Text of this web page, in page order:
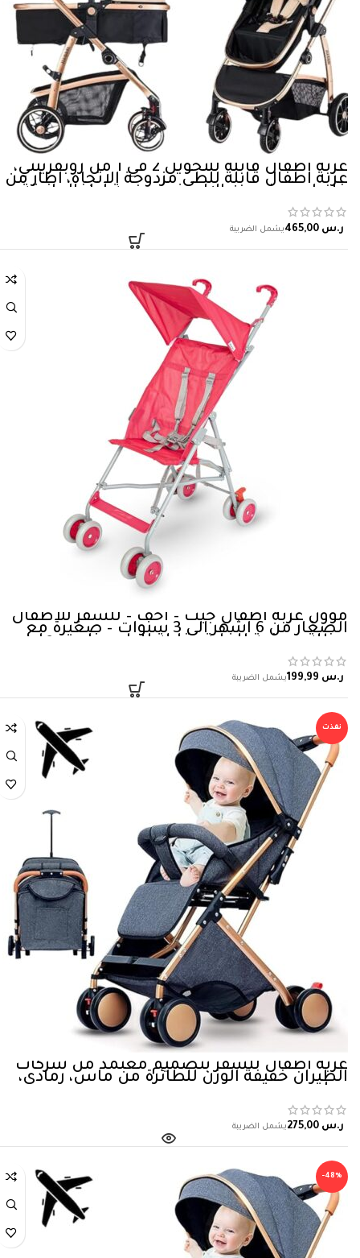
عربة اطفال قابلة للتحويل 2 في 1 من روبفرينتي،
عربة اطفال قابلة للطي مزدوجة الاتجاه، اطار من
خليط معدني من الالومنيوم، عربة اطفال انيقة
وبسيطة مع وظيفة تخزين (كاكي)
ر.س
موون عربة اطفال جيت – أخف – للسفر للاطفال
الصغار من 6 اشهر الى 3 سنوات – صغيرة مع
مظلة عريضة للغاية ، قابلة للطي حزام سهل
التجميع – بينك زهري مولود
ر.س
نفذت
عربة أطفال للسفر بتصميم معتمد من شركات
الطيران خفيفة الوزن للطائرة من ماس، رمادي،
مولود
ر.س
-48%